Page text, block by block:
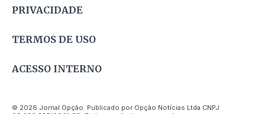
PRIVACIDADE
TERMOS DE USO
ACESSO INTERNO
© 2026 Jornal Opção. Publicado por Opção Notícias Ltda CNPJ